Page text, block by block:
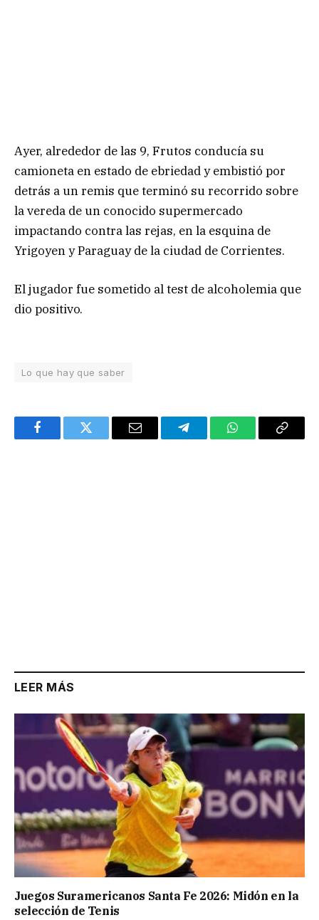
Ayer, alrededor de las 9, Frutos conducía su
camioneta en estado de ebriedad y embistió por
detrás a un remis que terminó su recorrido sobre
la vereda de un conocido supermercado
impactando contra las rejas, en la esquina de
Yrigoyen y Paraguay de la ciudad de Corrientes.
El jugador fue sometido al test de alcoholemia que
dio positivo.
Lo que hay que saber
FacebookTwitter Email TelegramWhatsAppCopy
LEER MÁS
Juegos Suramericanos Santa Fe 2026: Midón en la
selección de Tenis